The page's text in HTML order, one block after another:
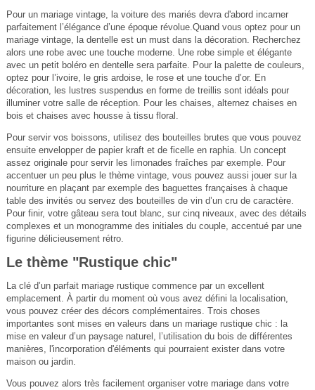
Pour un mariage vintage, la voiture des mariés devra d'abord incarner
parfaitement l’élégance d’une époque révolue.Quand vous optez pour un
mariage vintage, la dentelle est un must dans la décoration. Recherchez
alors une robe avec une touche moderne. Une robe simple et élégante
avec un petit boléro en dentelle sera parfaite. Pour la palette de couleurs,
optez pour l’ivoire, le gris ardoise, le rose et une touche d’or. En
décoration, les lustres suspendus en forme de treillis sont idéals pour
illuminer votre salle de réception. Pour les chaises, alternez chaises en
bois et chaises avec housse à tissu floral.
Pour servir vos boissons, utilisez des bouteilles brutes que vous pouvez
ensuite envelopper de papier kraft et de ficelle en raphia. Un concept
assez originale pour servir les limonades fraîches par exemple. Pour
accentuer un peu plus le thème vintage, vous pouvez aussi jouer sur la
nourriture en plaçant par exemple des baguettes françaises à chaque
table des invités ou servez des bouteilles de vin d’un cru de caractère.
Pour finir, votre gâteau sera tout blanc, sur cinq niveaux, avec des détails
complexes et un monogramme des initiales du couple, accentué par une
figurine délicieusement rétro.
Le thème "Rustique chic"
La clé d’un parfait mariage rustique commence par un excellent
emplacement. À partir du moment où vous avez défini la localisation,
vous pouvez créer des décors complémentaires. Trois choses
importantes sont mises en valeurs dans un mariage rustique chic : la
mise en valeur d’un paysage naturel, l’utilisation du bois de différentes
manières, l'incorporation d'éléments qui pourraient exister dans votre
maison ou jardin.
Vous pouvez alors très facilement organiser votre mariage dans votre